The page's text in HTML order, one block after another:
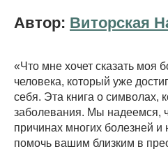
Автор: Виторская
«Что мне хочет сказать моя
человека, который уже
себя. Эта книга о символах,
заболевания. Мы надеемся,
причинах многих болезней
помочь вашим близким в